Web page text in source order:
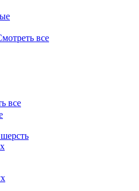
все
все